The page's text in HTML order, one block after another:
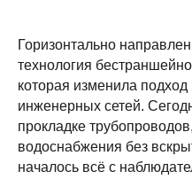
Горизонтально
технология
которая изменила подход
инженерных сетей.
прокладке
водоснабжения без
началось всё с